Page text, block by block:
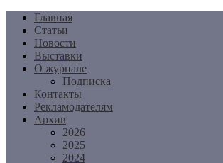
Перейти
содержимому
Главная
Статьи
Новости
Выставки
О журнале
Подписка
Контакты
Рекламодателям
Архив
2026
2025
2024